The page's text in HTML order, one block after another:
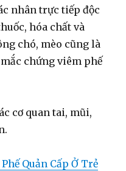
nhân trực tiếp độc
hóa chất và
chó, mèo cũng là
chứng viêm phế
cơ quan tai, mũi,
Quản Cấp Ở Trẻ